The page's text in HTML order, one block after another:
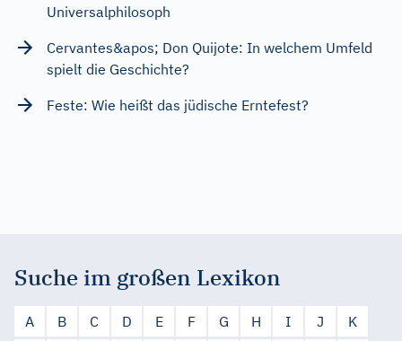
Universalphilosoph
Cervantes&apos; Don Quijote: In welchem Umfeld
spielt die Geschichte?
Feste: Wie heißt das jüdische Erntefest?
Suche im großen Lexikon
A B C D E F G H I J
K